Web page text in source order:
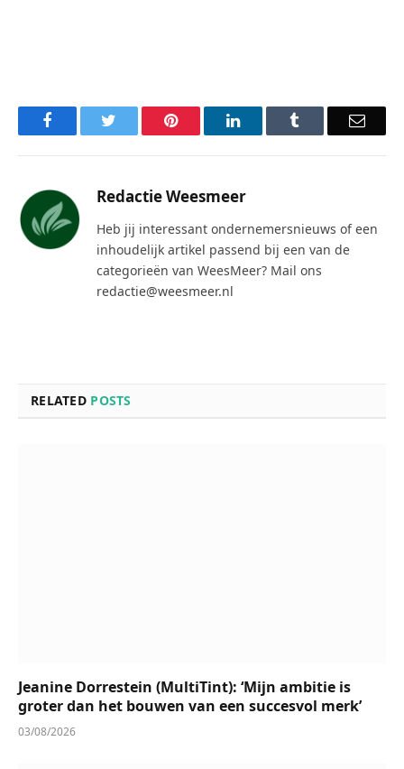
Facebook Pinterest LinkedIn Email
Redactie Weesmeer
Heb jij interessant ondernemersnieuws of een
inhoudelijk artikel passend bij een van de
categorieën van WeesMeer? Mail ons
redactie@weesmeer.nl
RELATED POSTS
Jeanine Dorrestein (MultiTint): ‘Mijn ambitie is
groter dan het bouwen van een succesvol merk’
03/08/2026